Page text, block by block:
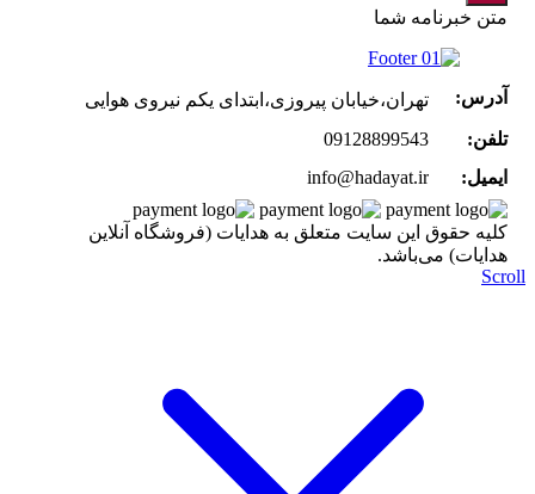
متن خبرنامه شما
آدرس:
تهران،خیابان پیروزی،ابتدای یکم نیروی هوایی
تلفن:
09128899543
ایمیل:
info@hadayat.ir
کليه حقوق اين سايت متعلق به هدایات (فروشگاه آنلاین
هدایات) می‌باشد.